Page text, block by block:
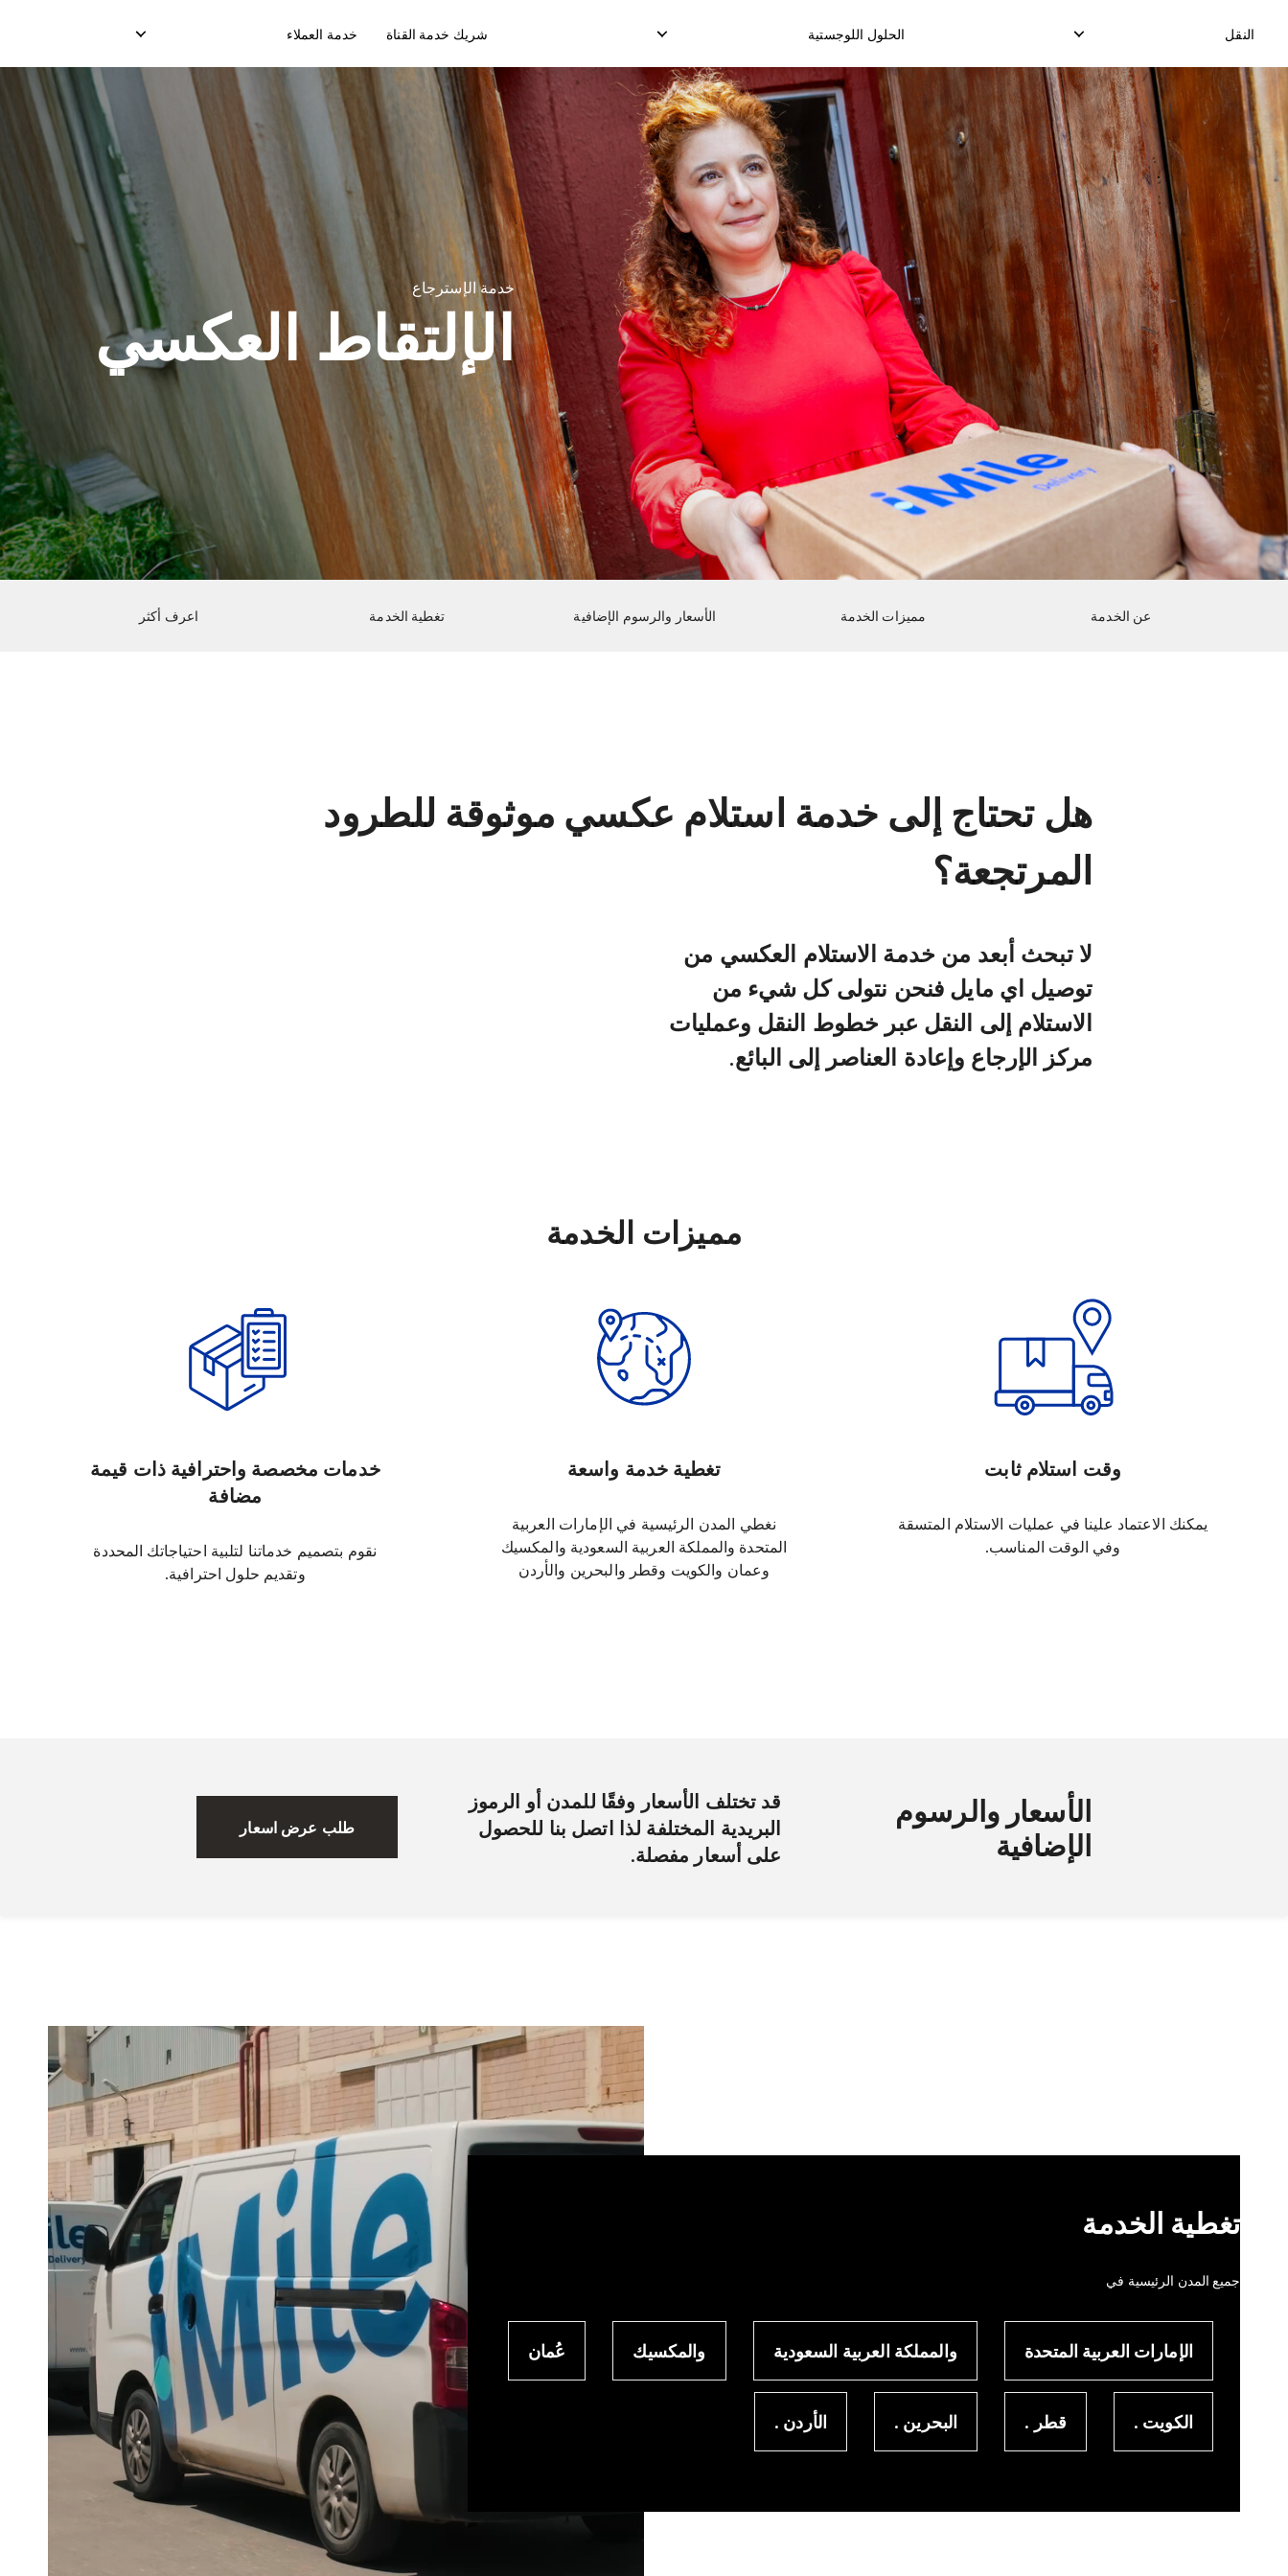
النقل الحلول اللوجستية
التوصيل المحلي السريع
توصيل الدرووب شيب المحلي
توصيل البضائع المحلية
توصيل الدروب شيب الدولي
توصيل البضائع الدولية
الشحن الدولي الموحد
الإلتقاط العكسي
إدارة الإسترجاع
خدمة التخزين
توصيل طلب الإنجاز
تسليم صندوق التبريد خدمة الدفع عند الإستلام
خدمة نقاط البيع
رسائل ( OTP) التسليم
نقل التعبئة
نموذج التسليم في السوق
نموذج التسليم المخصص
شريك خدمة القناة خدمة العملاء
خدمة الإسترجاع
الإلتقاط العكسي
عن الخدمة مميزات الخدمة الأسعار والرسوم الإضافية تغطية الخدمة اعرف أكثر
هل تحتاج إلى خدمة استلام عكسي موثوقة للطرود
المرتجعة؟
لا تبحث أبعد من خدمة الاستلام العكسي من
توصيل اي مايل فنحن نتولى كل شيء من
الاستلام إلى النقل عبر خطوط النقل وعمليات
مركز الإرجاع وإعادة العناصر إلى البائع.
مميزات الخدمة
وقت استلام ثابت
يمكنك الاعتماد علينا في عمليات الاستلام المتسقة
وفي الوقت المناسب.
تغطية خدمة واسعة
نغطي المدن الرئيسية في الإمارات العربية
المتحدة والمملكة العربية السعودية والمكسيك
وعمان والكويت وقطر والبحرين والأردن
خدمات مخصصة واحترافية ذات قيمة
مضافة
نقوم بتصميم خدماتنا لتلبية احتياجاتك المحددة
وتقديم حلول احترافية.
الأسعار والرسوم
الإضافية
قد تختلف الأسعار وفقًا للمدن أو الرموز
البريدية المختلفة لذا اتصل بنا للحصول
على أسعار مفصلة.
طلب عرض اسعار
تغطية الخدمة
جميع المدن الرئيسية في
الإمارات العربية المتحدة والمملكة العربية السعودية والمكسيك عُمان
الكويت . قطر . البحرين . الأردن .